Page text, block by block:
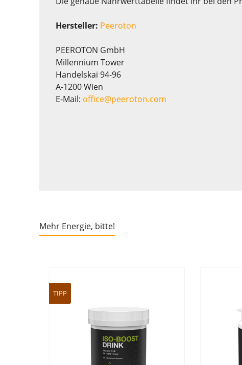
Hersteller: Peeroton
PEEROTON GmbH
Millennium Tower
Handelskai 94-96
A-1200 Wien
E-Mail: office@peeroton.com
Mehr Energie, bitte!
TIPP